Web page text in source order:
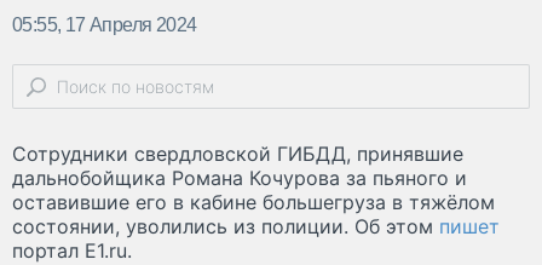
05:55, 17 Апреля 2024
Сотрудники свердловской ГИБДД, принявшие
дальнобойщика Романа Кочурова за пьяного и
оставившие его в кабине большегруза в тяжёлом
состоянии, уволились из полиции. Об этом пишет
портал E1.ru.